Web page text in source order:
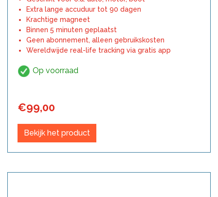
Extra lange accuduur tot 90 dagen
Krachtige magneet
Binnen 5 minuten geplaatst
Geen abonnement, alleen gebruikskosten
Wereldwijde real-life tracking via gratis app
Op voorraad
€99,00
Bekijk het product